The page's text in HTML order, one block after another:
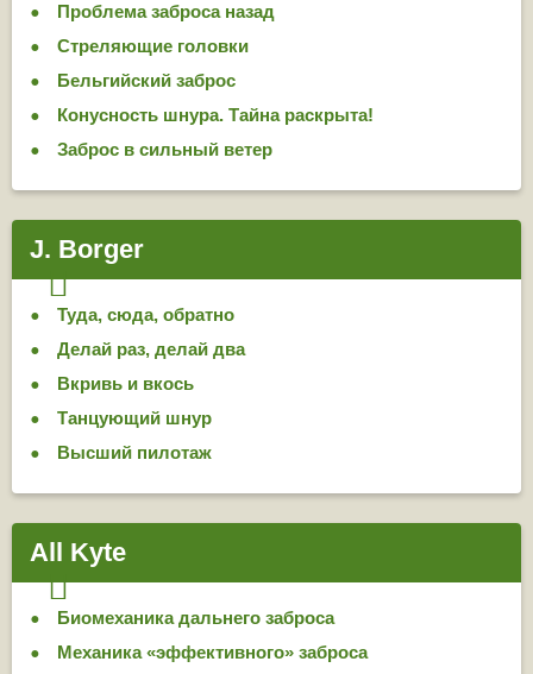
Проблема заброса назад
Стреляющие головки
Бельгийский заброс
Конусность шнура. Тайна раскрыта!
Заброс в сильный ветер
J. Borger
Туда, сюда, обратно
Делай раз, делай два
Вкривь и вкось
Тан­цую­щий шнур
Высший пилотаж
All Kyte
Биомеханика дальнего заброса
Механика «эффективного» заброса